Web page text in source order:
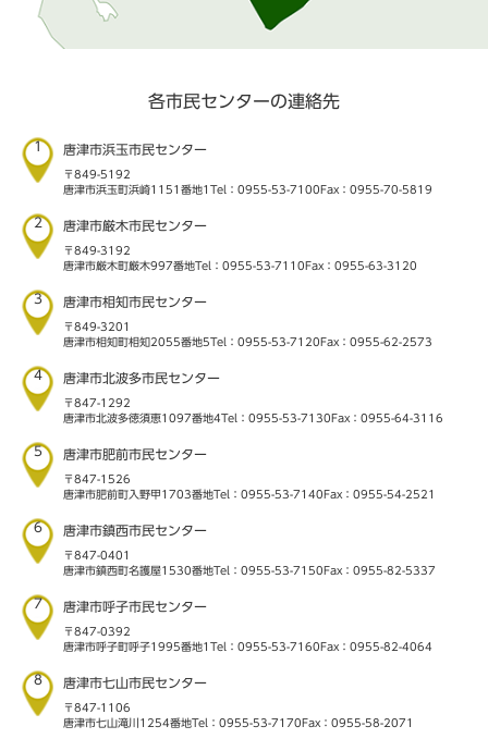
各市民センターの連絡先
1 唐津市浜玉市民センター
〒849-5192
唐津市浜玉町浜崎1151番地1 Tel：0955-53-7100 Fax：0955-70-5819
2 唐津市厳木市民センター
〒849-3192
唐津市厳木町厳木997番地Tel：0955-53-7110 Fax：0955-63-3120
3 唐津市相知市民センター
〒849-3201
唐津市相知町相知2055番地5Tel：0955-53-7120 Fax：0955-62-2573
4 唐津市北波多市民センター
〒847-1292
唐津市北波多徳須恵1097番地4Tel：0955-53-7130 Fax：0955-64-3116
5 唐津市肥前市民センター
〒847-1526
唐津市肥前町入野甲1703番地Tel：0955-53-7140 Fax：0955-54-2521
6 唐津市鎮西市民センター
〒847-0401
唐津市鎮西町名護屋1530番地Tel：0955-53-7150 Fax：0955-82-5337
7 唐津市呼子市民センター
〒847-0392
唐津市呼子町呼子1995番地1 Tel：0955-53-7160 Fax：0955-82-4064
8 唐津市七山市民センター
〒847-1106
唐津市七山滝川1254番地Tel：0955-53-7170 Fax：0955-58-2071